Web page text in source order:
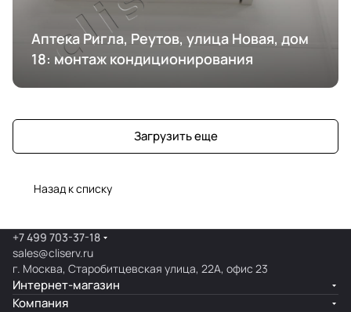
Аптека Ригла, Реутов, улица Новая, дом
18: монтаж кондиционирования
Загрузить еще
Назад к списку
+7 499 703-37-18
sales@cliserv.ru
г. Москва, Старобитцевская улица, 22А, офис 23
Интернет-магазин
Компания